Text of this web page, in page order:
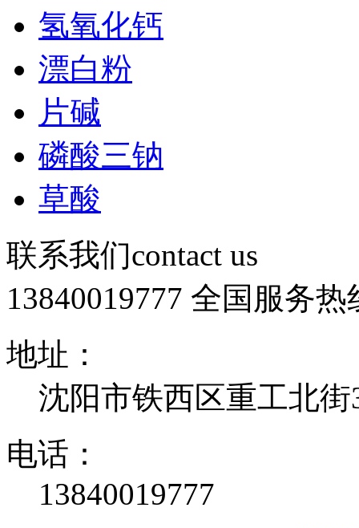
氢氧化钙
漂白粉
片碱
磷酸三钠
草酸
联系我们contact us
13840019777 全国服务热
地址：
沈阳市铁西区重工北街
电话：
13840019777